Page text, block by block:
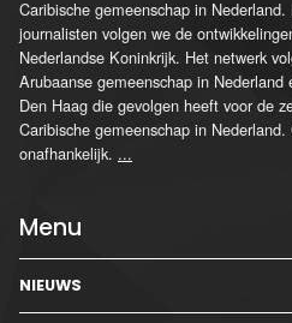
Caribische gemeenschap in
journalisten volgen we de
Nederlandse Koninkrijk. Het netwerk
Arubaanse gemeenschap in
Den Haag die gevolgen heeft voor de
Caribische gemeenschap in
onafhankelijk. ...
Menu
NIEUWS